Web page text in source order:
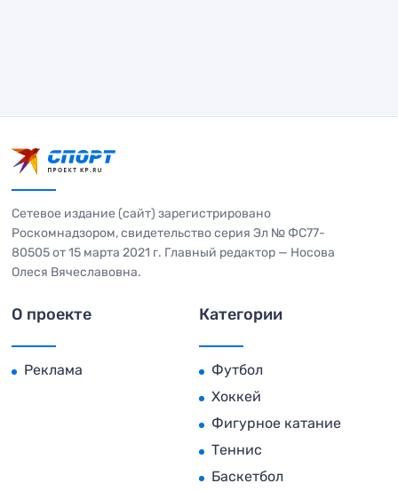
Сетевое издание (сайт) зарегистрировано
Роскомнадзором, свидетельство серия Эл № ФС77-
80505 от 15 марта 2021 г. Главный редактор — Носова
Олеся Вячеславовна.
О проекте
Реклама
Категории
Футбол
Хоккей
Фигурное катание
Теннис
Баскетбол